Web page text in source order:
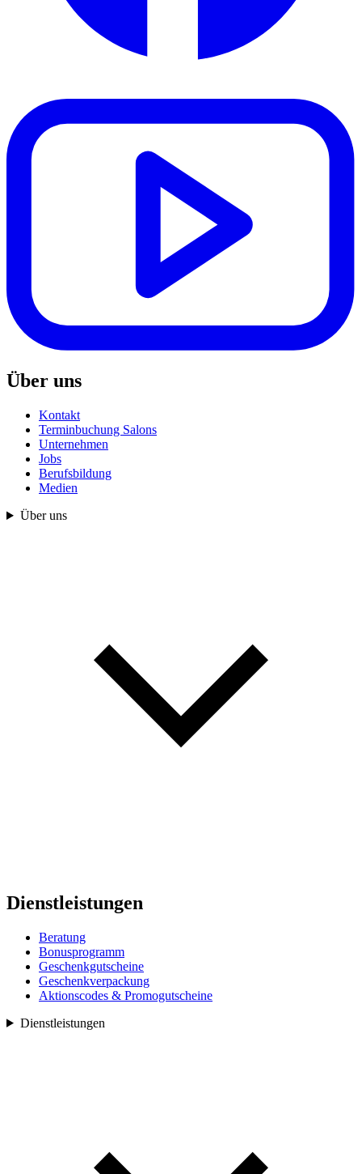
Über uns
Kontakt
Terminbuchung Salons
Unternehmen
Jobs
Berufsbildung
Medien
Über uns
Dienstleistungen
Beratung
Bonusprogramm
Geschenkgutscheine
Geschenkverpackung
Aktionscodes & Promogutscheine
Dienstleistungen